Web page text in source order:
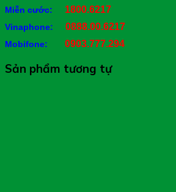
Miễn cước: 1800.6217
Vinaphone: 0888.00.6217
Mobifone: 0903.777.294
Sản phẩm tương tự